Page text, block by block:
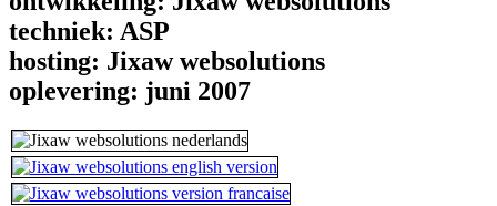
techniek: ASP
hosting: Jixaw websolutions
oplevering: juni 2007